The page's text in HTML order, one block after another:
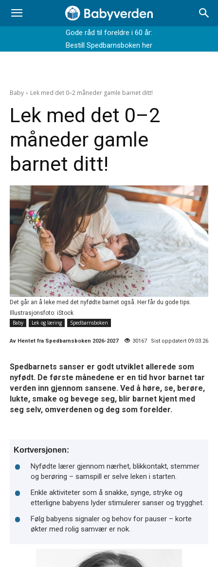
Gode råd til foreldre i 60 år:
Bestill Spedbarnsboken her
Baby Lek med det 0–2 måneder gamle barnet ditt!
Lek med det 0–2
måneder gamle
barnet ditt!
Det går an å leke med det nyfødte barnet også. Her får du gode tips.
Illustrasjonsfoto: iStock
Baby
Lek og læring Spedbarnsboken
Av Hentet fra Spedbarnsboken 2026-2027 30167 Sist oppdatert 09.03.26
Spedbarnets sanser er godt utviklet allerede som
nyfødt. De første månedene er en tid hvor barnet tar
verden inn gjennom sansene. Ved å høre, se, berøre,
lukte, smake og bevege seg, blir barnet kjent med
seg selv, omverdenen og deg som forelder.
Kortversjonen:
Nyfødte lærer gjennom nærhet, blikkontakt, stemmer
og berøring – samspill er selve leken i starten.
Enkle aktiviteter som å snakke, synge, stryke og
etterligne babyens lyder stimulerer sanser og trygghet.
Følg babyens signaler og behov for pauser – korte
økter med rolig samvær er nok.